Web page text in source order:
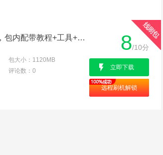
三星G7105 港版线刷包官方固件专用救砖，包内配带教程+工具+教程，亲测100%可用
包大小： 1120MB
评论数： 0
8/10分
立即下载
远程刷机解锁